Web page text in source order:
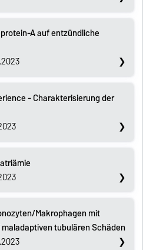
A auf entzündliche
- Charakterisierung der
Makrophagen mit
tubulären Schäden